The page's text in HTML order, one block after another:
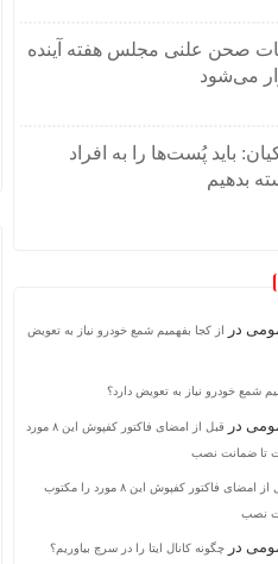
صحن علنی مجلس هفته آینده
می‌شود
باید پُست‌ها را به افراد
بدهیم
در
از کجا بفهمیم شمع خودرو نیاز به تعویض
شمع خودرو نیاز به تعویض دارد؟
در
قبل از امضای فاکتور کفپوش این ۸ مورد
تا ضمانت نصب
قبل از امضای فاکتور کفپوش این ۸ مورد را مکتوب
نصب
در چگونه کانال ایتا را در سرچ بیاوریم؟